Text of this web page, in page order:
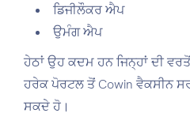
ਡਿਜੀਲੌਕਰ ਐਪ
ਉਮੰਗ ਐਪ
ਹੇਠਾਂ ਉਹ ਕਦਮ ਹਨ ਜਿਨ੍ਹਾਂ ਦੀ
ਹਰੇਕ ਪੋਰਟਲ ਤੋਂ Cowin ਵੈਕਸੀਨ
ਸਕਦੇ ਹੋ।